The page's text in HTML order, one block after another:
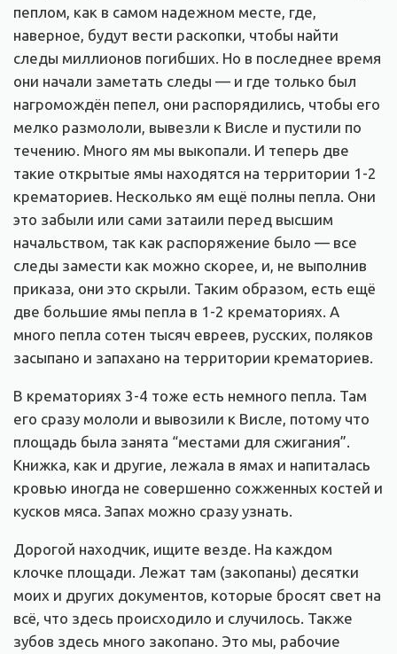
пеплом, как в самом надежном месте, где,
наверное, будут вести раскопки, чтобы найти
следы миллионов погибших. Но в последнее время
они начали заметать следы — и где только был
нагромождён пепел, они распорядились, чтобы его
мелко размололи, вывезли к Висле и пустили по
течению. Много ям мы выкопали. И теперь две
такие открытые ямы находятся на территории 1-2
крематориев. Несколько ям ещё полны пепла. Они
это забыли или сами затаили перед высшим
начальством, так как распоряжение было — все
следы замести как можно скорее, и, не выполнив
приказа, они это скрыли. Таким образом, есть ещё
две большие ямы пепла в 1-2 крематориях. А
много пепла сотен тысяч евреев, русских, поляков
засыпано и запахано на территории крематориев.
В крематориях 3-4 тоже есть немного пепла. Там
его сразу мололи и вывозили к Висле, потому что
площадь была занята “местами для сжигания”.
Книжка, как и другие, лежала в ямах и напиталась
кровью иногда не совершенно сожженных костей и
кусков мяса. Запах можно сразу узнать.
Дорогой находчик, ищите везде. На каждом
клочке площади. Лежат там (закопаны) десятки
моих и других документов, которые бросят свет на
всё, что здесь происходило и случилось. Также
зубов здесь много закопано. Это мы, рабочие